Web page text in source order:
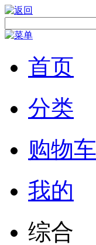
首页
分类
购物车
我的
综合